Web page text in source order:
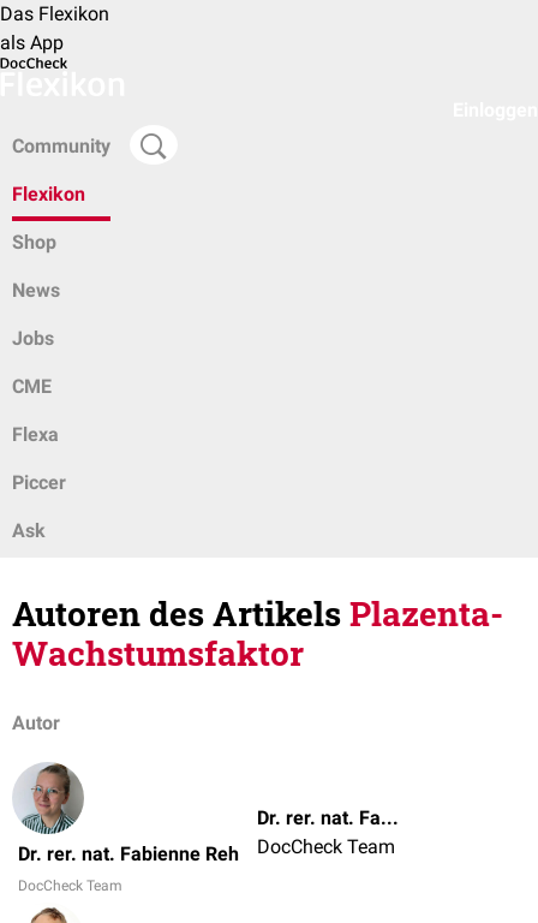
Das Flexikon
als App
Community
Flexikon
Shop
News
Jobs
CME
Flexa
Piccer
Ask
Autoren des ArtikelsPlazenta-
Wachstumsfaktor
Autor
Dr. rer. nat. Fabienne Reh
DocCheck Team
Dr. rer. nat. Fabienne Reh
DocCheck Team